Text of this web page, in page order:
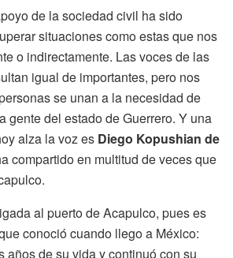
de la sociedad civil ha sido
situaciones como estas que nos
o indirectamente. Las voces de las
igual de importantes, pero nos
se unan a la necesidad de
gente del estado de Guerrero. Y una
alza la voz es Diego Kopushian de
compartido en multitud de veces que
al puerto de Acapulco, pues es
conoció cuando llego a México:
años de su vida y continuó con su